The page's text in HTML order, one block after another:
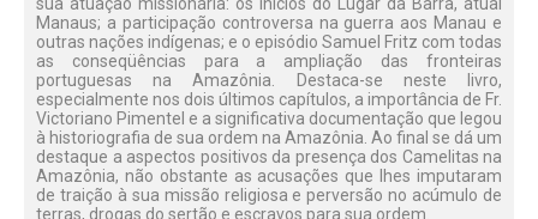
Manaus; a participação controversa na guerra aos Manau e
outras nações indígenas; e o episódio Samuel Fritz com todas
as conseqüências para a ampliação das fronteiras
portuguesas na Amazônia. Destaca-se neste livro,
especialmente nos dois últimos capítulos, a importância de Fr.
Victoriano Pimentel e a significativa documentação que legou
à historiografia de sua ordem na Amazônia. Ao final se dá um
destaque a aspectos positivos da presença dos Camelitas na
Amazônia, não obstante as acusações que lhes imputaram
de traição à sua missão religiosa e perversão no acúmulo de
terras, drogas do sertão e escravos para sua ordem.